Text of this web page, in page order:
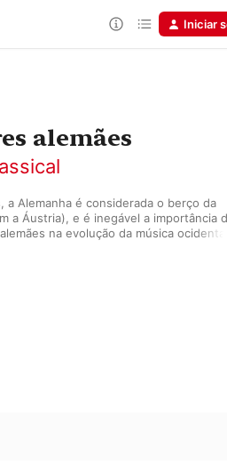
Iniciar
alemães
a Alemanha é considerada o berço da
a Áustria), e é inegável a importância
na evolução da música ocidental.